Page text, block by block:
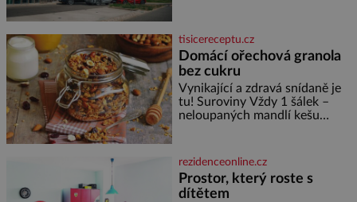
asociace, reprezentačních týmů
i českého fotbalu v regionech.
Partner
tisicereceptu.cz
Domácí ořechová granola
bez cukru
Vynikající a zdravá snídaně je
tu! Suroviny Vždy 1 šálek –
neloupaných mandlí kešu
semínek dýně rozinek 3 šálky
ovesných vloček 1 lžíce mlet
rezidenceonline.cz
Prostor, který roste s
dítětem